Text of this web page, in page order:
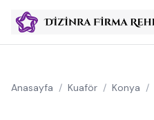
Anasayfa / Kuaför / Konya /